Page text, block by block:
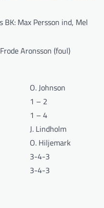
Max Persson ind, Mel
Aronsson (foul)
O. Johnson
1 – 2
1 – 4
J. Lindholm
O. Hiljemark
3-4-3
3-4-3